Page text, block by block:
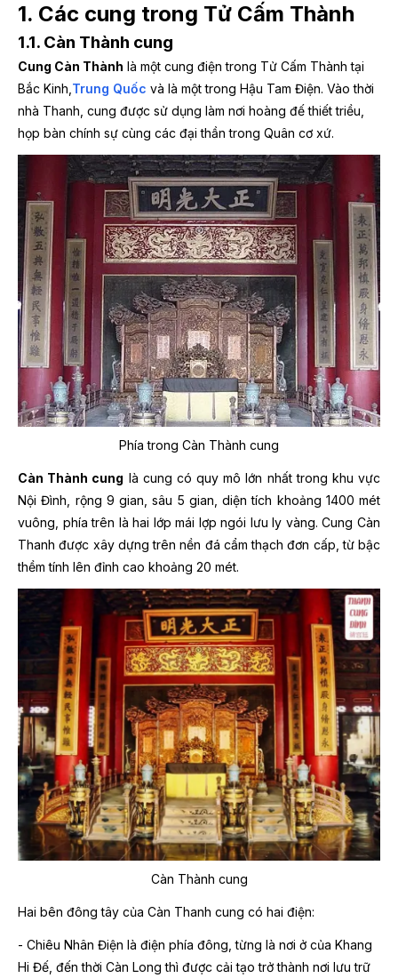
1. Các cung trong Tử Cấm Thành
1.1. Càn Thành cung
Cung Càn Thành là một cung điện trong Tử Cấm Thành tại
Bắc Kinh, Trung Quốc và là một trong Hậu Tam Điện. Vào thời
nhà Thanh, cung được sử dụng làm nơi hoàng đế thiết triều,
họp bàn chính sự cùng các đại thần trong Quân cơ xứ.
Phía trong Càn Thành cung
Càn Thành cung là cung có quy mô lớn nhất trong khu vực
Nội Đình, rộng 9 gian, sâu 5 gian, diện tích khoảng 1400 mét
vuông, phía trên là hai lớp mái lợp ngói lưu ly vàng. Cung Càn
Thanh được xây dựng trên nền đá cẩm thạch đơn cấp, từ bậc
thềm tính lên đỉnh cao khoảng 20 mét.
Càn Thành cung
Hai bên đông tây của Càn Thanh cung có hai điện:
- Chiêu Nhân Điện là điện phía đông, từng là nơi ở của Khang
Hi Đế, đến thời Càn Long thì được cải tạo trở thành nơi lưu trữ